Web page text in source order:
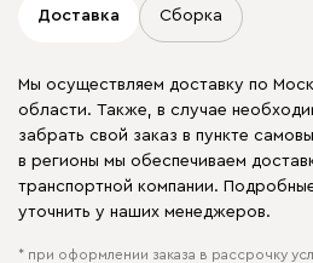
Доставка Сборка
Мы осуществляем доставку по
области. Также, в случае
забрать свой заказ в пункте
в регионы мы обеспечиваем
транспортной компании.
уточнить у наших менеджеров.
* при оформлении заказа в рассрочку